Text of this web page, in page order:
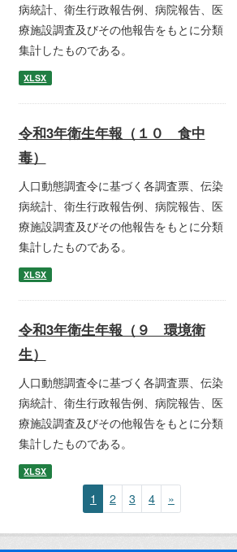
病統計、衛生行政報告例、病院報告、医
療施設調査及びその他報告をもとに分類
集計したものである。
XLSX
令和3年衛生年報（１０ 食中
毒）
人口動態調査令に基づく各調査票、伝染
病統計、衛生行政報告例、病院報告、医
療施設調査及びその他報告をもとに分類
集計したものである。
XLSX
令和3年衛生年報（９ 環境衛
生）
人口動態調査令に基づく各調査票、伝染
病統計、衛生行政報告例、病院報告、医
療施設調査及びその他報告をもとに分類
集計したものである。
XLSX
1 2 3 4 »